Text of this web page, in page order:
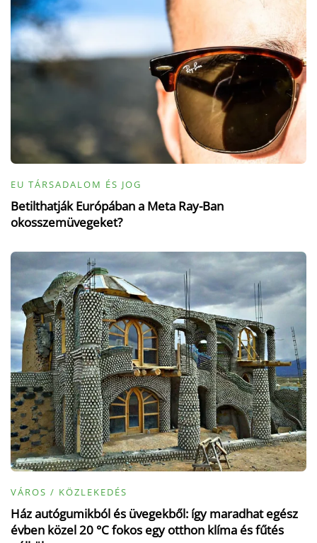
EU TÁRSADALOM ÉS JOG
Betilthatják Európában a Meta Ray-Ban
okosszemüvegeket?
VÁROS / KÖZLEKEDÉS
Ház autógumikból és üvegekből: így maradhat egész
évben közel 20 °C fokos egy otthon klíma és fűtés